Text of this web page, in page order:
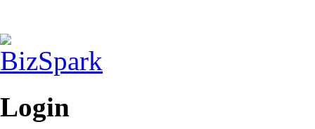
Login